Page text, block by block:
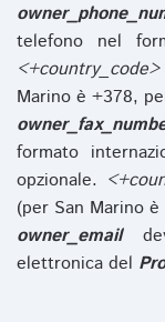
telefono nel
<+country_code>
Marino è +378,
formato
opzionale.
(per San Marino
owner_email
elettronica del